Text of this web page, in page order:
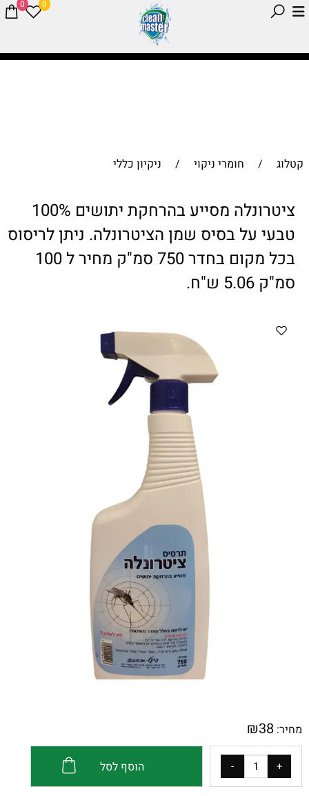
0 0
קטלוג / חומרי ניקוי / ניקיון כללי
ציטרונלה מסייע בהרחקת יתושים 100%
טבעי על בסיס שמן הציטרונלה. ניתן לריסוס
בכל מקום בחדר 750 סמ"ק מחיר ל 100
סמ"ק 5.06 ש"ח.
מחיר: ₪38
הוסף לסל